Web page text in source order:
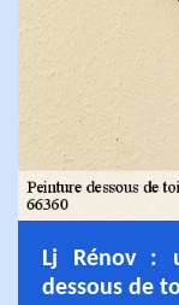
Lj Rénov :
dessous de